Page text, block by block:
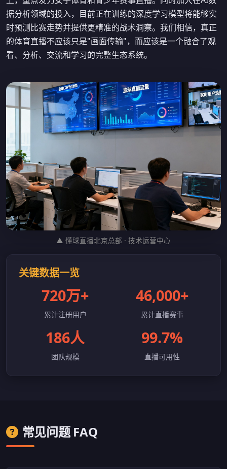
据分析领域的投入，目前正在训练的深度学习模型将能够实
时预测比赛走势并提供更精准的战术洞察。我们相信，真正
的体育直播不应该只是"画面传输"，而应该是一个融合了观
看、分析、交流和学习的完整生态系统。
▲ 懂球直播北京总部 · 技术运营中心
关键数据一览
720万+
累计注册用户
46,000+
累计直播赛事
186人
团队规模
99.7%
直播可用性
常见问题 FAQ